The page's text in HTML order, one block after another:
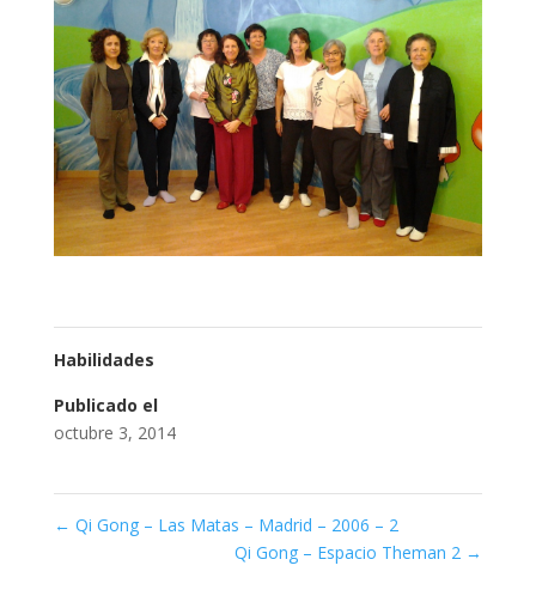
Habilidades
Publicado el
octubre 3, 2014
← Qi Gong – Las Matas – Madrid – 2006 – 2
Qi Gong – Espacio Theman 2 →